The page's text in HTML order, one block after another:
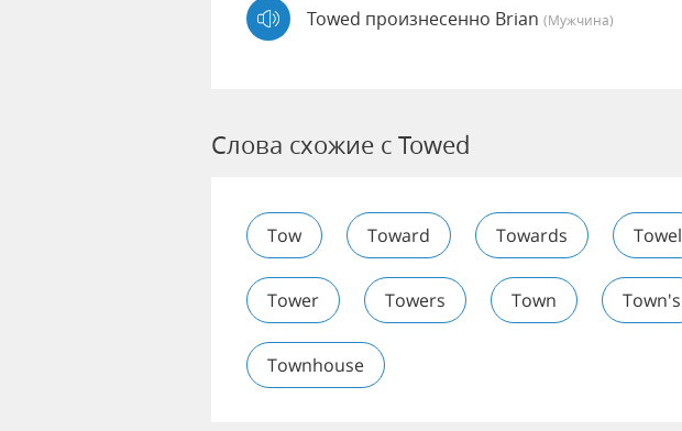
Towed произнесенно Brian (мужчина)
Слова схожие с Towed
Tow Toward Towards Towel
Tower Towers Town Town's
Townhouse